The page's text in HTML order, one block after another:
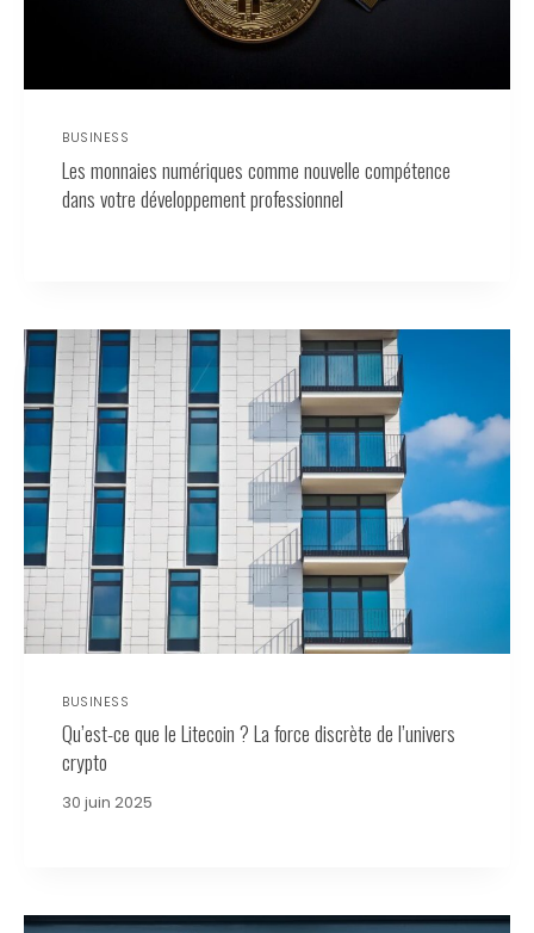
BUSINESS
Les monnaies numériques comme nouvelle compétence
dans votre développement professionnel
BUSINESS
Qu’est-ce que le Litecoin ? La force discrète de l’univers
crypto
30 juin 2025